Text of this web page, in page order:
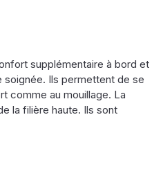
supplémentaire à bord et
soignée. Ils permettent de se
comme au mouillage. La
la filière haute. Ils sont